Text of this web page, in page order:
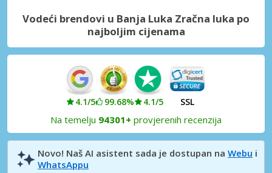
Vodeći brendovi u Banja Luka Zračna luka po
najboljim cijenama
4.1/5 99.68% 4.1/5 SSL
Na temelju 94301+ provjerenih recenzija
Novo! Naš AI asistent sada je dostupan na Webu i
WhatsAppu